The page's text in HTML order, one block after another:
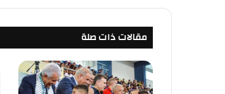
مقالات ذات صلة